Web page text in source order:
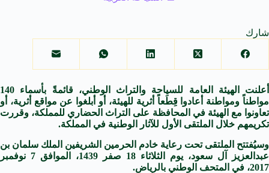
شارك
أعلنت الهيئة العامة للسياحة والتراث الوطني، قائمةً بأسماء 140
مواطناً ومواطنة أعادوا قِطَعاً أثرية للهيئة، أو أبلغوا عن مواقع أثرية، أو
تعاونوا مع الهيئة في المحافظة على التراث الحضاري للمملكة، وقررت
تكريمهم خلال الملتقى الأول للآثار الوطنية في المملكة.
وسيُفتتح الملتقى تحت رعاية خادم الحرمين الشريفين الملك سلمان بن
عبدالعزيز آل سعود، يوم الثلاثاء 18 صفر 1439، الموافق 7 نوفمبر
2017، في المتحف الوطني بالرياض.